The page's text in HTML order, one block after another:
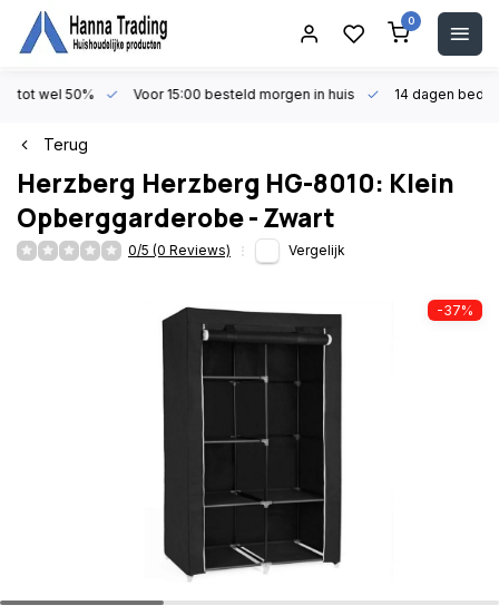
0
tot wel 50% Voor 15:00 besteld morgen in huis 14 dagen
Terug
Herzberg Herzberg HG-8010: Klein
Opberggarderobe - Zwart
0/5 (0 Reviews) Vergelijk
-37%